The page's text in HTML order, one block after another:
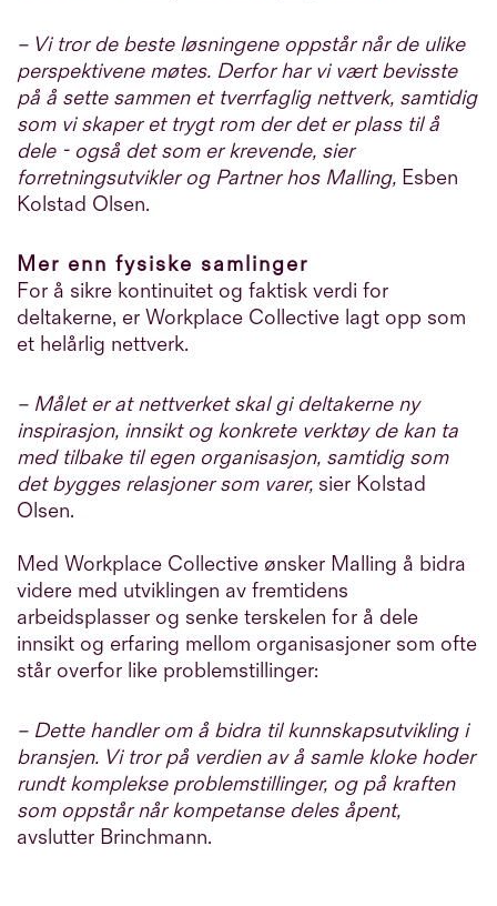
– Vi tror de beste løsningene oppstår når de ulike
perspektivene møtes. Derfor har vi vært bevisste
på å sette sammen et tverrfaglig nettverk, samtidig
som vi skaper et trygt rom der det er plass til å
dele - også det som er krevende, sier
forretningsutvikler og Partner hos Malling, Esben
Kolstad Olsen.
Mer enn fysiske samlinger
For å sikre kontinuitet og faktisk verdi for
deltakerne, er Workplace Collective lagt opp som
et helårlig nettverk.
– Målet er at nettverket skal gi deltakerne ny
inspirasjon, innsikt og konkrete verktøy de kan ta
med tilbake til egen organisasjon, samtidig som
det bygges relasjoner som varer, sier Kolstad
Olsen.
Med Workplace Collective ønsker Malling å bidra
videre med utviklingen av fremtidens
arbeidsplasser og senke terskelen for å dele
innsikt og erfaring mellom organisasjoner som ofte
står overfor like problemstillinger:
– Dette handler om å bidra til kunnskapsutvikling i
bransjen. Vi tror på verdien av å samle kloke hoder
rundt komplekse problemstillinger, og på kraften
som oppstår når kompetanse deles åpent,
avslutter Brinchmann.